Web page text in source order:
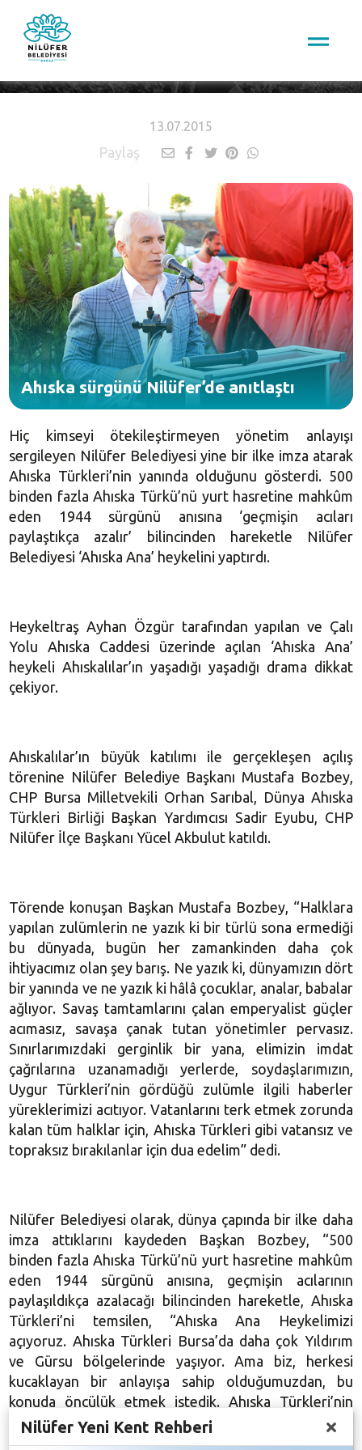
13.07.2015
Paylaş
Ahıska sürgünü Nilüfer’de anıtlaştı
Hiç kimseyi ötekileştirmeyen yönetim anlayışı
sergileyen Nilüfer Belediyesi yine bir ilke imza atarak
Ahıska Türkleri’nin yanında olduğunu gösterdi. 500
binden fazla Ahıska Türkü’nü yurt hasretine mahkûm
eden 1944 sürgünü anısına ‘geçmişin acıları
paylaştıkça azalır’ bilincinden hareketle Nilüfer
Belediyesi ‘Ahıska Ana’ heykelini yaptırdı.
Heykeltraş Ayhan Özgür tarafından yapılan ve Çalı
Yolu Ahıska Caddesi üzerinde açılan ‘Ahıska Ana’
heykeli Ahıskalılar’ın yaşadığı yaşadığı drama dikkat
çekiyor.
Ahıskalılar’ın büyük katılımı ile gerçekleşen açılış
törenine Nilüfer Belediye Başkanı Mustafa Bozbey,
CHP Bursa Milletvekili Orhan Sarıbal, Dünya Ahıska
Türkleri Birliği Başkan Yardımcısı Sadir Eyubu, CHP
Nilüfer İlçe Başkanı Yücel Akbulut katıldı.
Törende konuşan Başkan Mustafa Bozbey, “Halklara
yapılan zulümlerin ne yazık ki bir türlü sona ermediği
bu dünyada, bugün her zamankinden daha çok
ihtiyacımız olan şey barış. Ne yazık ki, dünyamızın dört
bir yanında ve ne yazık ki hâlâ çocuklar, analar, babalar
ağlıyor. Savaş tamtamlarını çalan emperyalist güçler
acımasız, savaşa çanak tutan yönetimler pervasız.
Sınırlarımızdaki gerginlik bir yana, elimizin imdat
çağrılarına uzanamadığı yerlerde, soydaşlarımızın,
Uygur Türkleri’nin gördüğü zulümle ilgili haberler
yüreklerimizi acıtıyor. Vatanlarını terk etmek zorunda
kalan tüm halklar için, Ahıska Türkleri gibi vatansız ve
topraksız bırakılanlar için dua edelim” dedi.
Nilüfer Belediyesi olarak, dünya çapında bir ilke daha
imza attıklarını kaydeden Başkan Bozbey, “500
binden fazla Ahıska Türkü’nü yurt hasretine mahkûm
eden 1944 sürgünü anısına, geçmişin acılarının
paylaşıldıkça azalacağı bilincinden hareketle, Ahıska
Türkleri’ni temsilen, “Ahıska Ana Heykelimizi
açıyoruz. Ahıska Türkleri Bursa’da daha çok Yıldırım
ve Gürsu bölgelerinde yaşıyor. Ama biz, herkesi
kucaklayan bir anlayışa sahip olduğumuzdan, bu
konuda öncülük etmek istedik. Ahıska Türkleri’nin
çektiği acıları temsil eden bu heykel, yalnızlığı
çaresizliği ve buna rağmen “pes etmemeyi” anlatıyor”
Nilüfer Yeni Kent Rehberi